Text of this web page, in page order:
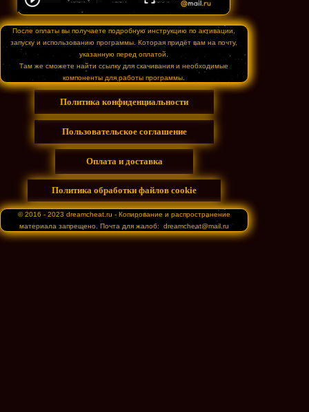
© 2016 - 2023 dreamcheat.ru - Копирование и распространение
материала запрещено. Почта для жалоб: dreamcheat@mail.ru
После оплаты вы получаете подробную инструкцию по активации,
запуску и использованию программы. Которая придёт вам на почту,
указанную перед оплатой.
Там же сможете найти ссылку для скачивания и необходимые
компоненты для работы программы.
Политика конфиденциальности
Пользовательское соглашение
Политика обработки файлов cookie
Оплата и доставка